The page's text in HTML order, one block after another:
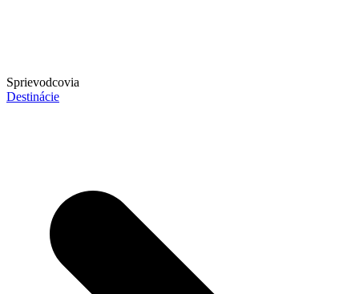
Sprievodcovia
Destinácie